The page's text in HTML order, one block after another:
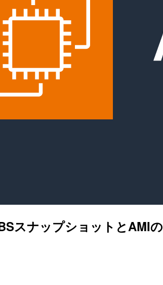
スナップショットとAMI